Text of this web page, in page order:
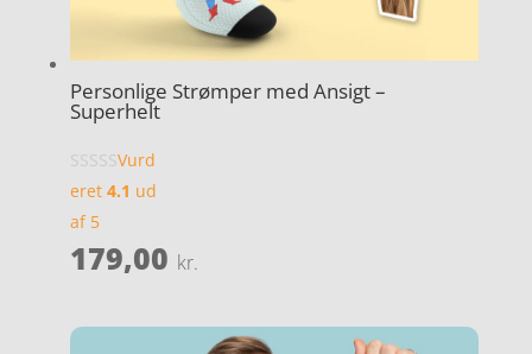
Personlige Strømper med Ansigt –
Superhelt
Vurd
eret 4.1 ud
af 5
179,00 kr.